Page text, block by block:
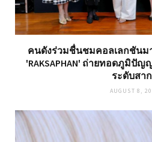
คนดังร่วมชื่นชมคอลเลกชันม
'RAKSAPHAN' ถ่ายทอดภูมิปั
ระดับสา
AUGUST 8,